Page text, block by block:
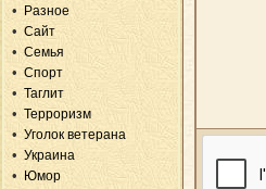
Разное
Сайт
Семья
Спорт
Таглит
Терроризм
Уголок ветерана
Украина
Юмор